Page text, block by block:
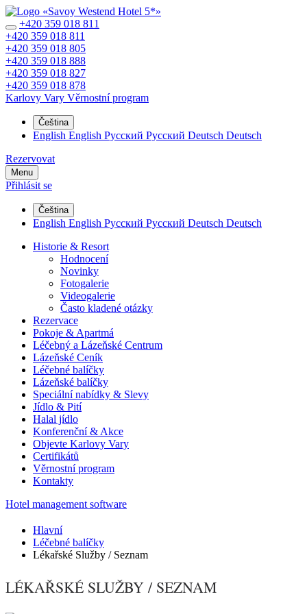
+420 359 018 811
+420 359 018 811
+420 359 018 805
+420 359 018 888
+420 359 018 827
+420 359 018 878
Karlovy Vary Věrnostní program
Čeština
English English Русский Русский Deutsch Deutsch
Rezervovat
Menu
Přihlásit se
Čeština
English English Русский Русский Deutsch Deutsch
Historie & Resort
Hodnocení
Novinky
Fotogalerie
Videogalerie
Často kladené otázky
Rezervace
Pokoje & Apartmá
Léčebný a Lázeňské Centrum
Lázeňské Ceník
Léčebné balíčky
Lázeňské balíčky
Speciální nabídky & Slevy
Jídlo & Pití
Halal jídlo
Konferenční & Akce
Objevte Karlovy Vary
Certifikátů
Věrnostní program
Kontakty
Hotel management software
Hlavní
Léčebné balíčky
Lékařské Služby / Seznam
LÉKAŘSKÉ SLUŽBY / SEZNAM